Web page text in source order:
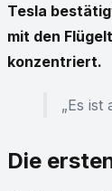
Tesla
mit den
konzentriert.
„Es
Die